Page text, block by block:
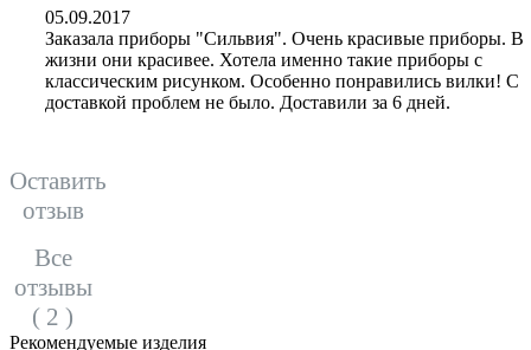
05.09.2017
Заказала приборы "Сильвия". Очень красивые приборы. В
жизни они красивее. Хотела именно такие приборы с
классическим рисунком. Особенно понравились вилки! С
доставкой проблем не было. Доставили за 6 дней.
Oставить
отзыв
Все
отзывы
( 2 )
Рекомендуемые изделия